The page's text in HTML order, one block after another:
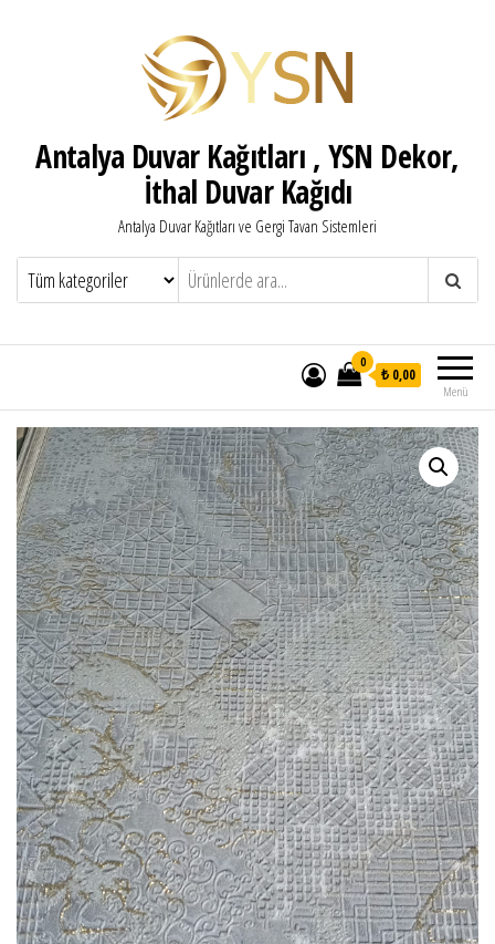
Antalya Duvar Kağıtları , YSN Dekor,
İthal Duvar Kağıdı
Antalya Duvar Kağıtları ve Gergi Tavan Sistemleri
Menü
0
₺ 0,00